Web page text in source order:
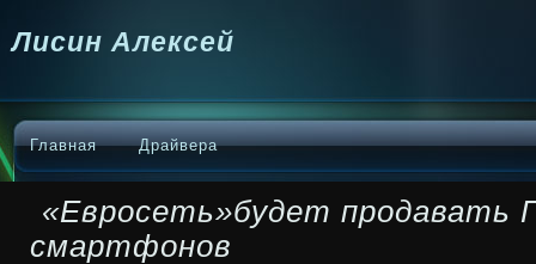
Лисин Алексей
Главная Драйвера
«Евросеть»будет продавать
смартфонов